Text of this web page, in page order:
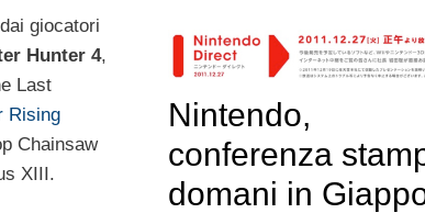
giocatori
Hunter 4,
Last
Rising
Chainsaw
XIII.
Nintendo,
conferenza
domani in